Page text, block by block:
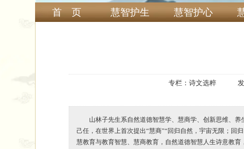
首 页 慧智护生 慧智护心
专栏： 诗文选粹
山林子先生系自然道德智慧学、慧商学、创新思维、
己任，在世界上首次提出“慧商”“回归自然，宇宙无限；回
慧教育与教育智慧、慧商教育，自然道德智慧人生诗意教